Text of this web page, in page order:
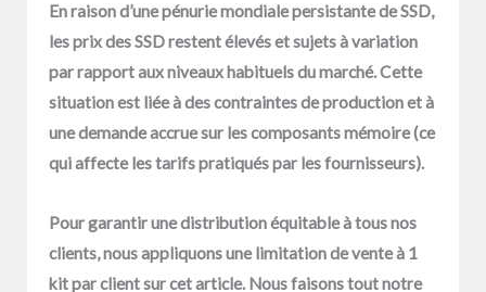
En raison d’une pénurie mondiale persistante de SSD,
les prix des SSD restent élevés et sujets à variation
par rapport aux niveaux habituels du marché. Cette
situation est liée à des contraintes de production et à
une demande accrue sur les composants mémoire (ce
qui affecte les tarifs pratiqués par les fournisseurs).
Pour garantir une distribution équitable à tous nos
clients, nous appliquons une limitation de vente à 1
kit par client sur cet article. Nous faisons tout notre